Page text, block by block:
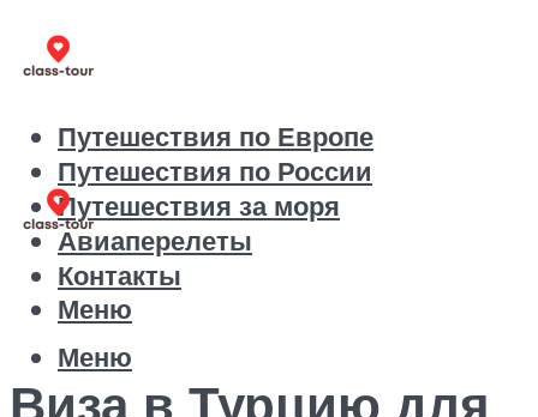
Путешествия по Европе
Путешествия по России
Путешествия за моря
Авиаперелеты
Контакты
Меню
Меню
Виза в Турцию для